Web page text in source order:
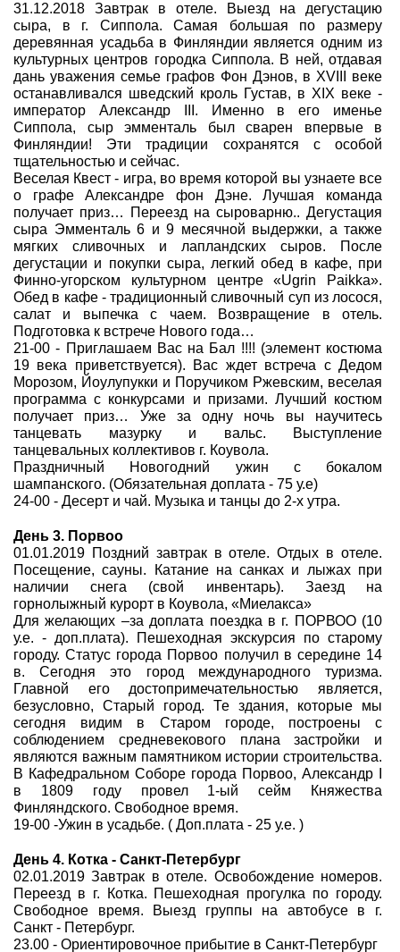
31.12.2018 Завтрак в отеле. Выезд на дегустацию
сыра, в г. Сиппола. Самая большая по размеру
деревянная усадьба в Финляндии является одним из
культурных центров городка Сиппола. В ней, отдавая
дань уважения семье графов Фон Дэнов, в XVIII веке
останавливался шведский кроль Густав, в XIX веке -
император Александр III. Именно в его именье
Сиппола, сыр эмменталь был сварен впервые в
Финляндии! Эти традиции сохранятся с особой
тщательностью и сейчас.
Веселая Квест - игра, во время которой вы узнаете все
о графе Александре фон Дэне. Лучшая команда
получает приз… Переезд на сыроварню.. Дегустация
сыра Эмменталь 6 и 9 месячной выдержки, а также
мягких сливочных и лапландских сыров. После
дегустации и покупки сыра, легкий обед в кафе, при
Финно-угорском культурном центре «Ugrin Paikka».
Обед в кафе - традиционный сливочный суп из лосося,
салат и выпечка с чаем. Возвращение в отель.
Подготовка к встрече Нового года…
21-00 - Приглашаем Вас на Бал !!!! (элемент костюма
19 века приветствуется). Вас ждет встреча с Дедом
Морозом, Йоулупукки и Поручиком Ржевским, веселая
программа с конкурсами и призами. Лучший костюм
получает приз… Уже за одну ночь вы научитесь
танцевать мазурку и вальс. Выступление
танцевальных коллективов г. Коувола.
Праздничный Новогодний ужин с бокалом
шампанского. (Обязательная доплата - 75 у.е)
24-00 - Десерт и чай. Музыка и танцы до 2-х утра.
День 3. Порвоо
01.01.2019 Поздний завтрак в отеле. Отдых в отеле.
Посещение, сауны. Катание на санках и лыжах при
наличии снега (свой инвентарь). Заезд на
горнолыжный курорт в Коувола, «Миелакса»
Для желающих –за доплата поездка в г. ПОРВОО (10
у.е. - доп.плата). Пешеходная экскурсия по старому
городу. Статус города Порвоо получил в середине 14
в. Сегодня это город международного туризма.
Главной его достопримечательностью является,
безусловно, Старый город. Те здания, которые мы
сегодня видим в Старом городе, построены с
соблюдением средневекового плана застройки и
являются важным памятником истории строительства.
В Кафедральном Соборе города Порвоо, Александр I
в 1809 году провел 1-ый сейм Княжества
Финляндского. Свободное время.
19-00 -Ужин в усадьбе. ( Доп.плата - 25 у.е. )
День 4. Котка - Санкт-Петербург
02.01.2019 Завтрак в отеле. Освобождение номеров.
Переезд в г. Котка. Пешеходная прогулка по городу.
Свободное время. Выезд группы на автобусе в г.
Санкт - Петербург.
23.00 - Ориентировочное прибытие в Санкт-Петербург